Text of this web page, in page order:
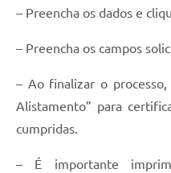
– Preencha os dados e
– Preencha os campos
– Ao finalizar o processo,
Alistamento” para
cumpridas.
– É importante